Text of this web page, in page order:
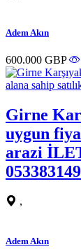
Adem Akın
600.000 GBP
Girne
uygun
arazi
,
Adem Akın